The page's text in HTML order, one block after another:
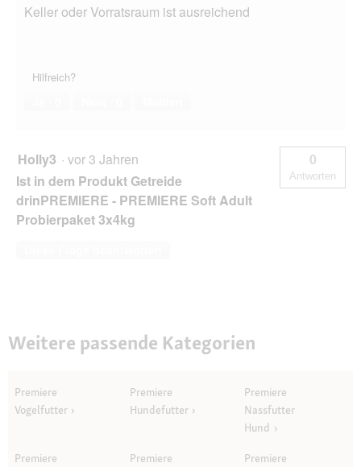
Keller oder Vorratsraum ist ausreichend
Hilfreich?
Holly3 · vor 3 Jahren
Ist in dem Produkt Getreide
drinPREMIERE - PREMIERE Soft Adult
Probierpaket 3x4kg
0
Antworten
Weitere passende Kategorien
Premiere
Vogelfutter
Premiere
Hundefutter
Premiere
Nassfutter
Hund
Premiere
Premiere
Premiere